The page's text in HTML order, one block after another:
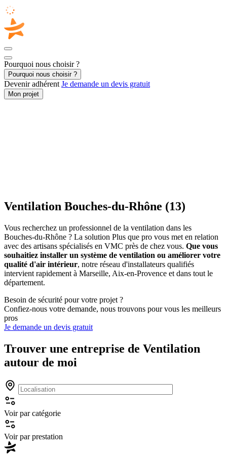
Pourquoi nous choisir ?
Pourquoi nous choisir ?
Devenir adhérent Je demande un devis gratuit
Mon projet
Ventilation Bouches-du-Rhône (13)
Vous recherchez un professionnel de la ventilation dans les
Bouches-du-Rhône ? La solution Plus que pro vous met en relation
avec des artisans spécialisés en VMC près de chez vous. Que vous
souhaitiez installer un système de ventilation ou améliorer votre
qualité d'air intérieur, notre réseau d'installateurs qualifiés
intervient rapidement à Marseille, Aix-en-Provence et dans tout le
département.
Besoin de sécurité pour votre projet ?
Confiez-nous votre demande, nous trouvons pour vous les meilleurs
pros
Je demande un devis gratuit
Trouver une entreprise de Ventilation
autour de moi
Voir par catégorie
Voir par prestation